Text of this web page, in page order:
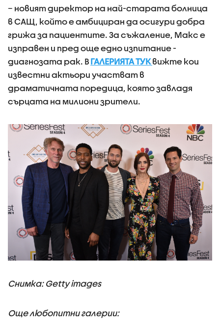
– новият директор на най-старата болница
в САЩ, който е амбициран да осигури добра
грижа за пациентите. За съжаление, Макс е
изправен и пред още едно изпитание -
диагнозата рак. В ГАЛЕРИЯТА ТУКвижте кои
известни актьори участват в
драматичната поредица, която завладя
сърцата на милиони зрители.
Снимка: Getty images
Още любопитни галерии: